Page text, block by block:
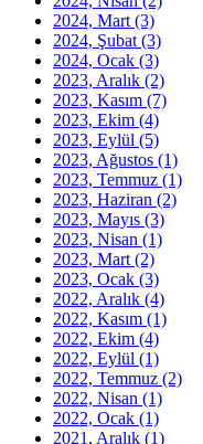
2024, Mart (3)
2024, Şubat (3)
2024, Ocak (3)
2023, Aralık (2)
2023, Kasım (7)
2023, Ekim (4)
2023, Eylül (5)
2023, Ağustos (1)
2023, Temmuz (1)
2023, Haziran (2)
2023, Mayıs (3)
2023, Nisan (1)
2023, Mart (2)
2023, Ocak (3)
2022, Aralık (4)
2022, Kasım (1)
2022, Ekim (4)
2022, Eylül (1)
2022, Temmuz (2)
2022, Nisan (1)
2022, Ocak (1)
2021, Aralık (1)